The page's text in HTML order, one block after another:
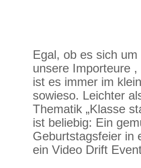
Egal, ob es sich
unsere Importeure
ist es immer im
sowieso. Leichter
Thematik „Klasse
ist beliebig: Ein
Geburtstagsfeier in
ein Video Drift